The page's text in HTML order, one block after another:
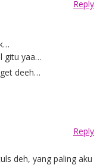
Reply
gitu yaa…
deeh…
Reply
deh, yang paling aku